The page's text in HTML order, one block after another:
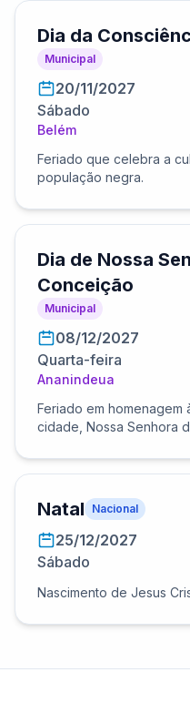
Dia da
Municipal
20/11/2027
Sábado
Belém
Feriado que celebra a
população negra.
Dia de Nossa
Conceição
Municipal
08/12/2027
Quarta-feira
Ananindeua
Feriado em homenagem
cidade, Nossa Senhora
Natal Nacional
25/12/2027
Sábado
Nascimento de Jesus